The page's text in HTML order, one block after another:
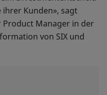
ihrer Kunden», sagt
Product Manager in der
von SIX und